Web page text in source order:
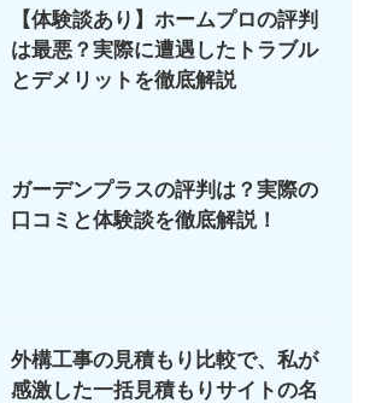
【体験談あり】ホームプロの評判
は最悪？実際に遭遇したトラブル
とデメリットを徹底解説
ガーデンプラスの評判は？実際の
口コミと体験談を徹底解説！
外構工事の見積もり比較で、私が
感激した一括見積もりサイトの名